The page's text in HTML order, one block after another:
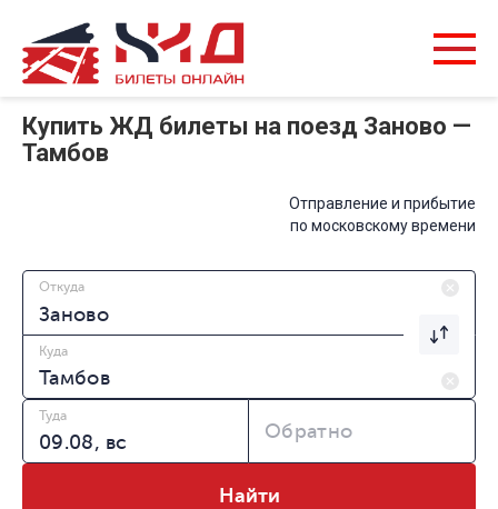
Купить ЖД билеты на поезд Заново —
Тамбов
Отправление и прибытие
по московскому времени
Откуда
Куда
Туда
Обратно
Найти